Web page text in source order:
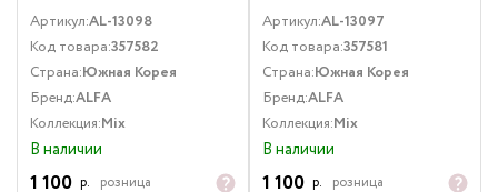
Артикул:AL-13098
Код товара:357582
Страна:Южная Корея
Бренд:ALFA
Коллекция:Mix
В наличии
1 100 р.
розница
Артикул:AL-13097
Код товара:357581
Страна:Южная Корея
Бренд:ALFA
Коллекция:Mix
В наличии
1 100 р.
розница